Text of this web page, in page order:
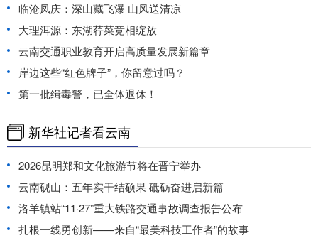
临沧凤庆：深山藏飞瀑 山风送清凉
大理洱源：东湖荇菜竞相绽放
云南交通职业教育开启高质量发展新篇章
岸边这些“红色牌子”，你留意过吗？
第一批缉毒警，已全体退休！
新华社记者看云南
2026昆明郑和文化旅游节将在晋宁举办
云南砚山：五年实干结硕果 砥砺奋进启新篇
洛羊镇站“11·27”重大铁路交通事故调查报告公布
扎根一线勇创新——来自“最美科技工作者”的故事